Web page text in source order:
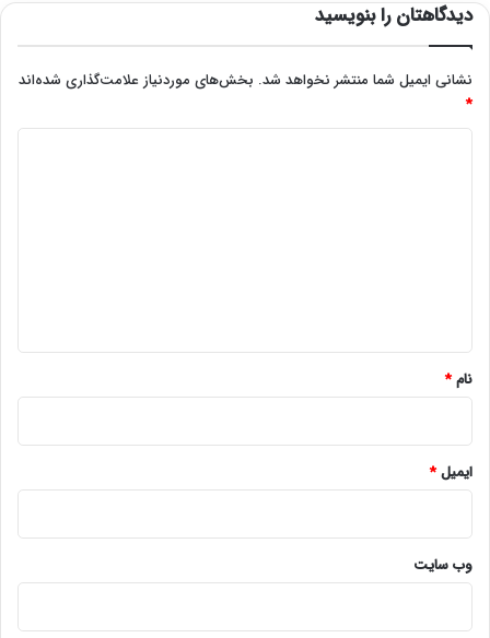
دیدگاهتان را بنویسید
نشانی ایمیل شما منتشر نخواهد شد. بخش‌های موردنیاز علامت‌گذاری شده‌اند
*
نام*
ایمیل*
وب‌ سایت